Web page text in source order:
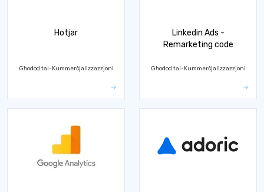
Hotjar
Għodod tal-Kummerċjalizzazzjoni
Linkedin Ads -
Remarketing code
Għodod tal-Kummerċjalizzazzjoni